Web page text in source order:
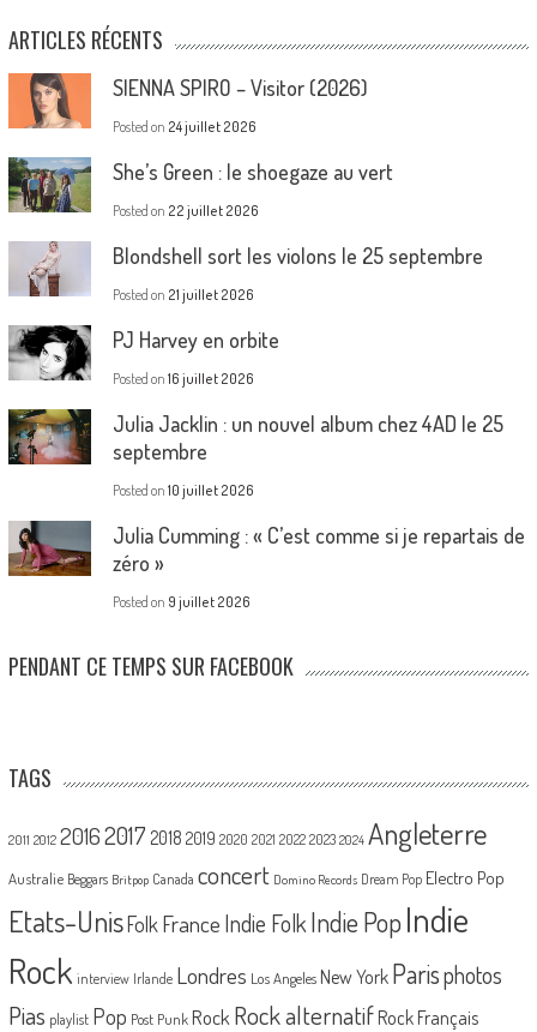
ARTICLES RÉCENTS
SIENNA SPIRO – Visitor (2026)
Posted on 24 juillet 2026
She’s Green : le shoegaze au vert
Posted on 22 juillet 2026
Blondshell sort les violons le 25 septembre
Posted on 21 juillet 2026
PJ Harvey en orbite
Posted on 16 juillet 2026
Julia Jacklin : un nouvel album chez 4AD le 25
septembre
Posted on 10 juillet 2026
Julia Cumming : « C’est comme si je repartais de
zéro »
Posted on 9 juillet 2026
PENDANT CE TEMPS SUR FACEBOOK
TAGS
2011 2012 20162017 2018 2019 2020 2021 2022 2023 2024 Angleterre
Australie Beggars Britpop Canada concert Domino Records Dream Pop Electro Pop
Etats-UnisFolk France Indie Folk Indie PopIndie
Rock interview Irlande Londres Los Angeles New York Parisphotos
Pias playlist Pop Post Punk Rock Rock alternatif Rock Français